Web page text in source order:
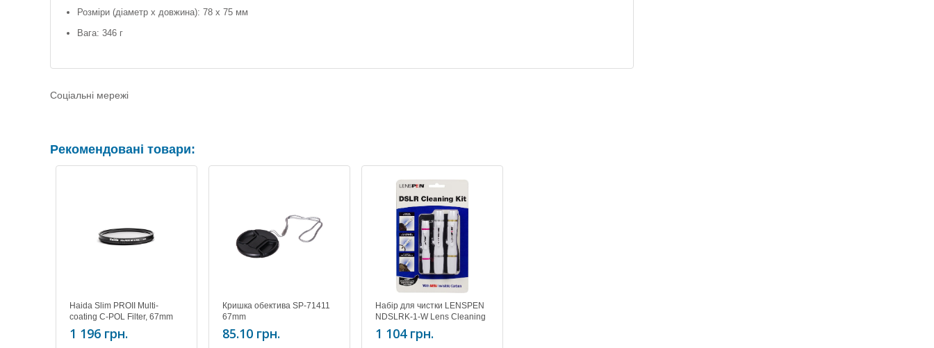
Розміри (діаметр х довжина): 78 х 75 мм
Вага: 346 г
Соціальні мережі
Рекомендовані товари:
Haida Slim PROII Multi-
coating C-POL Filter, 67mm
1 196 грн.
Кришка обектива SP-71411
67mm
85.10 грн.
Набір для чистки LENSPEN
NDSLRK-1-W Lens Cleaning
Kit
1 104 грн.